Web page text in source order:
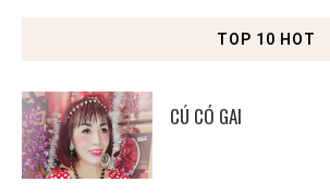
TOP 10 HOT
CÚ CÓ GAI